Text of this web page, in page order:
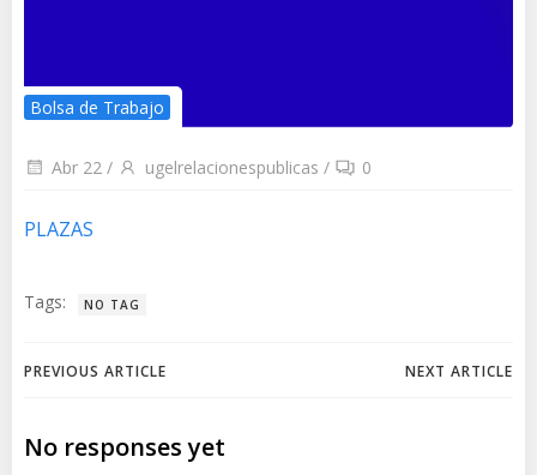
Bolsa de Trabajo
Abr 22 / ugelrelacionespublicas / 0
PLAZAS
Tags: NO TAG
Navegación
de
PREVIOUS ARTICLE
Navegación
NEXT ARTICLE
No responses yet